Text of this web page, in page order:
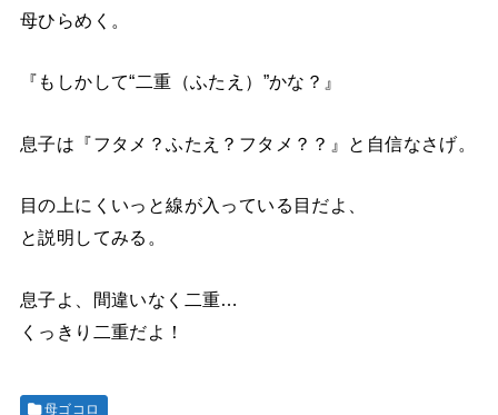
母ひらめく。
『もしかして“二重（ふたえ）”かな？』
息子は『フタメ？ふたえ？フタメ？？』と自信なさげ。
目の上にくいっと線が入っている目だよ、
と説明してみる。
息子よ、間違いなく二重…
くっきり二重だよ！
母ゴコロ